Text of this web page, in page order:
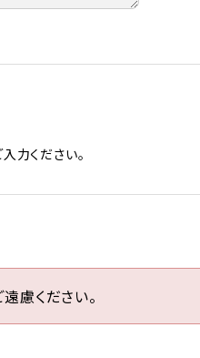
力ください。
慮ください。